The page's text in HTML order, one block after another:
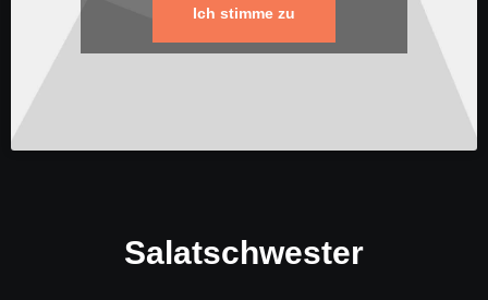
Ich stimme zu
Salatschwester